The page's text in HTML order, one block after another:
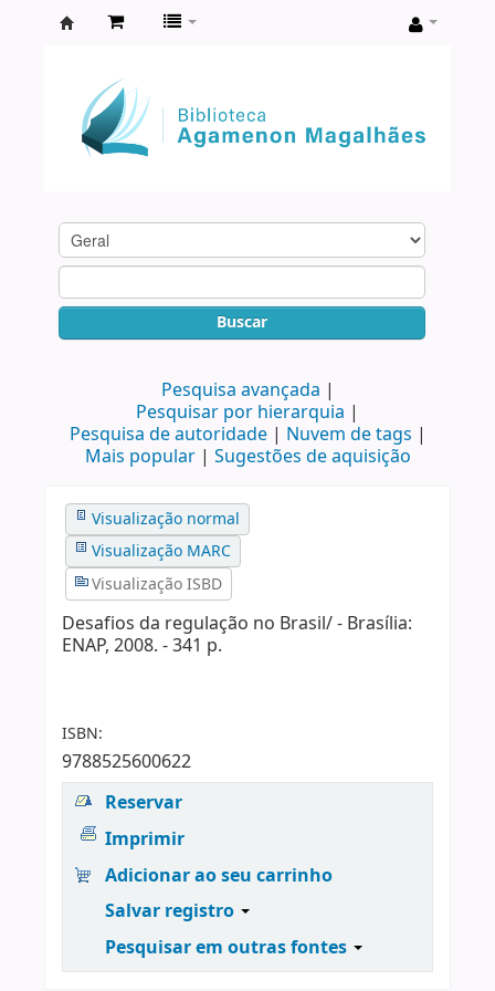
Agamenon
Magalhães
Buscar
Pesquisa avançada
Pesquisar por hierarquia
Pesquisa de autoridade
Nuvem de tags
Mais popular
Sugestões de aquisição
Visualização normal
Visualização MARC
Visualização ISBD
Desafios da regulação no Brasil/ - Brasília:
ENAP, 2008. - 341 p.
ISBN:
9788525600622
Reservar
Imprimir
Adicionar ao seu carrinho
Salvar registro
Pesquisar em outras fontes